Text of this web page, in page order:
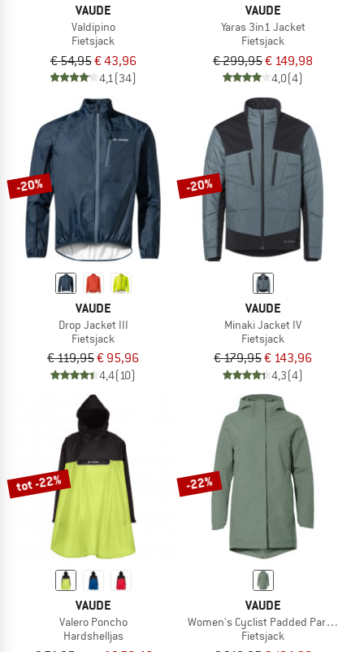
VAUDE
Valdipino
Fietsjack
€ 54,95€ 43,96
4,1 (34)
VAUDE
Yaras 3in1 Jacket
Fietsjack
€ 299,95€ 149,98
4,0(4)
-20%
VAUDE
Drop Jacket III
Fietsjack
€ 119,95€ 95,96
4,4(10)
-20%
VAUDE
Minaki Jacket IV
Fietsjack
€ 179,95€ 143,96
4,3(4)
tot -22%
VAUDE
Valero Poncho
Hardshelljas
-22%
VAUDE
Women's Cyclist Padded Parka II
Fietsjack